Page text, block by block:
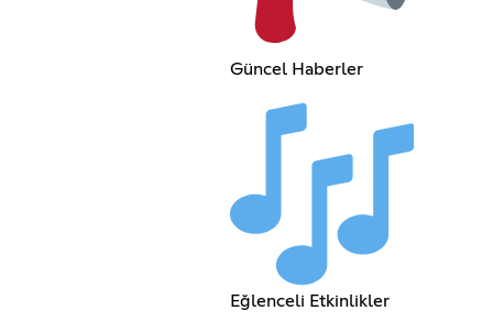
Güncel Haberler
Eğlenceli Etkinlikler